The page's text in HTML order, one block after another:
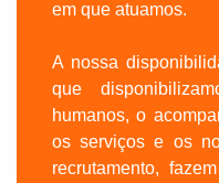
em que atuamos.
A nossa
que
humanos, o
os serviços e os
recrutamento,